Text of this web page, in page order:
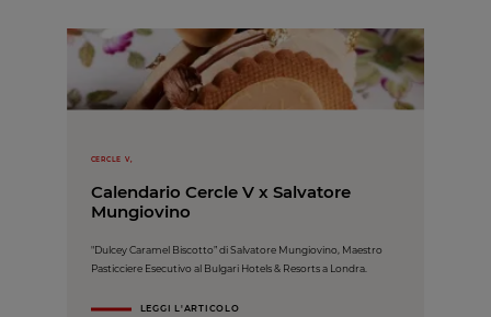
CERCLE V,
Calendario Cercle V x Salvatore
Mungiovino
"Dulcey Caramel Biscotto” di Salvatore Mungiovino, Maestro
Pasticciere Esecutivo al Bulgari Hotels & Resorts a Londra.
LEGGI L'ARTICOLO